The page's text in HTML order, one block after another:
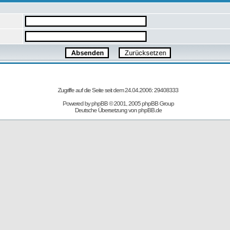
Zugriffe auf die Seite seit dem 24.04.2006: 29408333
Powered byphpBB© 2001, 2005 phpBB Group
Deutsche Übersetzung vonphpBB.de